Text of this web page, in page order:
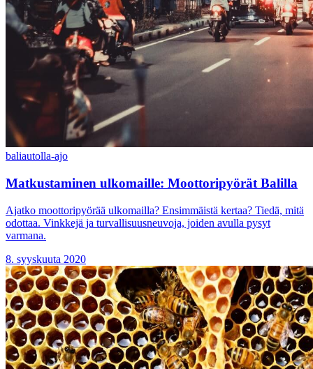
baliautolla-ajo
Matkustaminen ulkomaille: Moottoripyörät Balilla
Ajatko moottoripyörää ulkomailla? Ensimmäistä kertaa? Tiedä, mitä
odottaa. Vinkkejä ja turvallisuusneuvoja, joiden avulla pysyt
varmana.
8. syyskuuta 2020